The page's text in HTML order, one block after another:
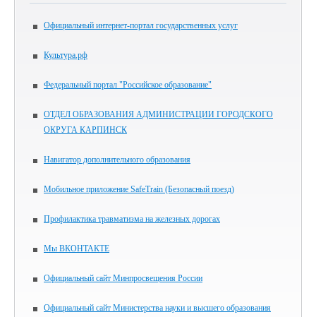
Официальный интернет-портал государственных услуг
Культура.рф
Федеральный портал "Российское образование"
ОТДЕЛ ОБРАЗОВАНИЯ АДМИНИСТРАЦИИ ГОРОДСКОГО
ОКРУГА КАРПИНСК
Навигатор дополнительного образования
Мобильное приложение SafeTrain (Безопасный поезд)
Профилактика травматизма на железных дорогах
Мы ВКОНТАКТЕ
Официальный сайт Минпросвещения России
Официальный сайт Министерства науки и высшего образования